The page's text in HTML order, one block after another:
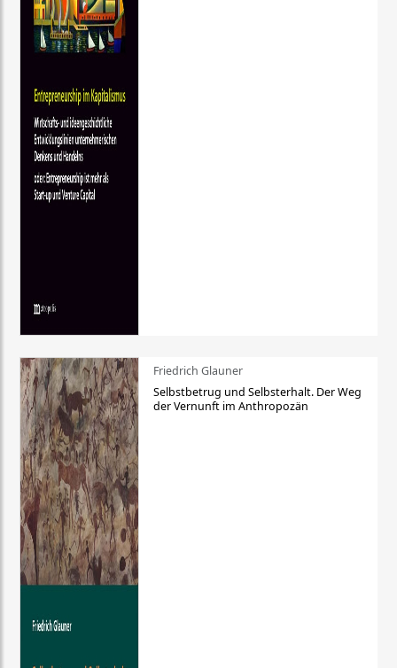
Friedrich Glauner
Selbstbetrug und Selbsterhalt. Der Weg
der Vernunft im Anthropozän